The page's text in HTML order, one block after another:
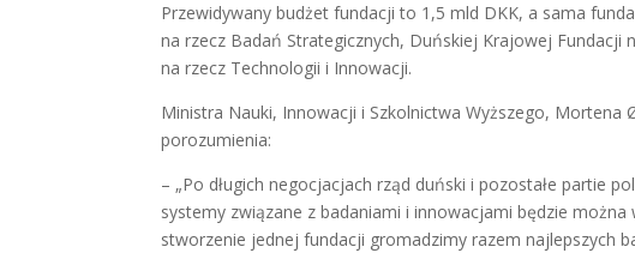
Przewidywany budżet fundacji to 1,5 mld DKK, a sama
na rzecz Badań Strategicznych, Duńskiej Krajowej
na rzecz Technologii i Innowacji.
Ministra Nauki, Innowacji i Szkolnictwa Wyższego,
porozumienia:
– „Po długich negocjacjach rząd duński i pozostałe partie
systemy związane z badaniami i innowacjami będzie
stworzenie jednej fundacji gromadzimy razem najlepszych